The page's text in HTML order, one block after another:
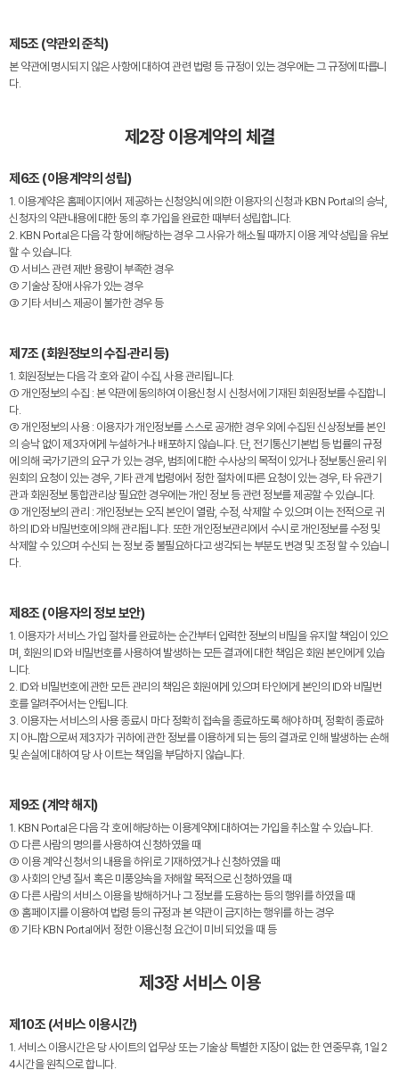
제5조 (약관외 준칙)
본 약관에 명시되지 않은 사항에 대하여 관련 법령 등 규정이 있는 경우에는 그 규정에 따릅니
다.
제2장 이용계약의 체결
제6조 (이용계약의 성립)
1. 이용계약은 홈페이지에서 제공하는 신청양식에 의한 이용자의 신청과 KBN Portal의 승낙,
신청자의 약관내용에 대한 동의 후 가입을 완료한 때부터 성립합니다.
2. KBN Portal은 다음 각 항에 해당하는 경우 그 사유가 해소될 때까지 이용 계약 성립을 유보
할 수 있습니다.
① 서비스 관련 제반 용량이 부족한 경우
② 기술상 장애 사유가 있는 경우
③ 기타 서비스 제공이 불가한 경우 등
제7조 (회원정보의 수집·관리 등)
1. 회원정보는 다음 각 호와 같이 수집, 사용 관리됩니다.
① 개인정보의 수집 : 본 약관에 동의하여 이용신청 시 신청서에 기재된 회원정보를 수집합니
다.
② 개인정보의 사용 : 이용자가 개인정보를 스스로 공개한 경우 외에 수집된 신상정보를 본인
의 승낙 없이 제3자에게 누설하거나 배포하지 않습니다. 단, 전기통신기본법 등 법률의 규정
에 의해 국가기관의 요구 가 있는 경우, 범죄에 대한 수사상의 목적이 있거나 정보통신윤리 위
원회의 요청이 있는 경우, 기타 관계 법령에서 정한 절차에 따른 요청이 있는 경우, 타 유관기
관과 회원정보 통합관리상 필요한 경우에는 개인 정보 등 관련 정보를 제공할 수 있습니다.
③ 개인정보의 관리 : 개인정보는 오직 본인이 열람, 수정, 삭제할 수 있으며 이는 전적으로 귀
하의 ID와 비밀번호에 의해 관리됩니다. 또한 개인정보관리에서 수시로 개인정보를 수정 및
삭제할 수 있으며 수신되 는 정보 중 불필요하다고 생각되는 부분도 변경 및 조정 할 수 있습니
다.
제8조 (이용자의 정보 보안)
1. 이용자가 서비스 가입 절차를 완료하는 순간부터 입력한 정보의 비밀을 유지할 책임이 있으
며, 회원의 ID와 비밀번호를 사용하여 발생하는 모든 결과에 대한 책임은 회원 본인에게 있습
니다.
2. ID와 비밀번호에 관한 모든 관리의 책임은 회원에게 있으며 타인에게 본인의 ID와 비밀번
호를 알려주어서는 안됩니다.
3. 이용자는 서비스의 사용 종료시 마다 정확히 접속을 종료하도록 해야 하며, 정확히 종료하
지 아니함으로써 제3자가 귀하에 관한 정보를 이용하게 되는 등의 결과로 인해 발생하는 손해
및 손실에 대하여 당 사 이트는 책임을 부담하지 않습니다.
제9조 (계약 해지)
1. KBN Portal은 다음 각 호에 해당하는 이용계약에 대하여는 가입을 취소할 수 있습니다.
① 다른 사람의 명의를 사용하여 신청하였을 때
② 이용 계약 신청서의 내용을 허위로 기재하였거나 신청하였을 때
③ 사회의 안녕 질서 혹은 미풍양속을 저해할 목적으로 신청하였을 때
④ 다른 사람의 서비스 이용을 방해하거나 그 정보를 도용하는 등의 행위를 하였을 때
⑤ 홈페이지를 이용하여 법령 등의 규정과 본 약관이 금지하는 행위를 하는 경우
⑥ 기타 KBN Portal에서 정한 이용신청 요건이 미비 되었을 때 등
제3장 서비스 이용
제10조 (서비스 이용시간)
1. 서비스 이용시간은 당 사이트의 업무상 또는 기술상 특별한 지장이 없는 한 연중무휴, 1일 2
4시간을 원칙으로 합니다.